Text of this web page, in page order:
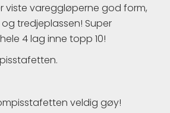
viste vareggløperne god form,
tredjeplassen! Super
4 lag inne topp 10!
veldig gøy!